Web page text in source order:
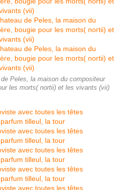
Peles, la maison du compositeur
les morts( nortii) et les vivants (vii)